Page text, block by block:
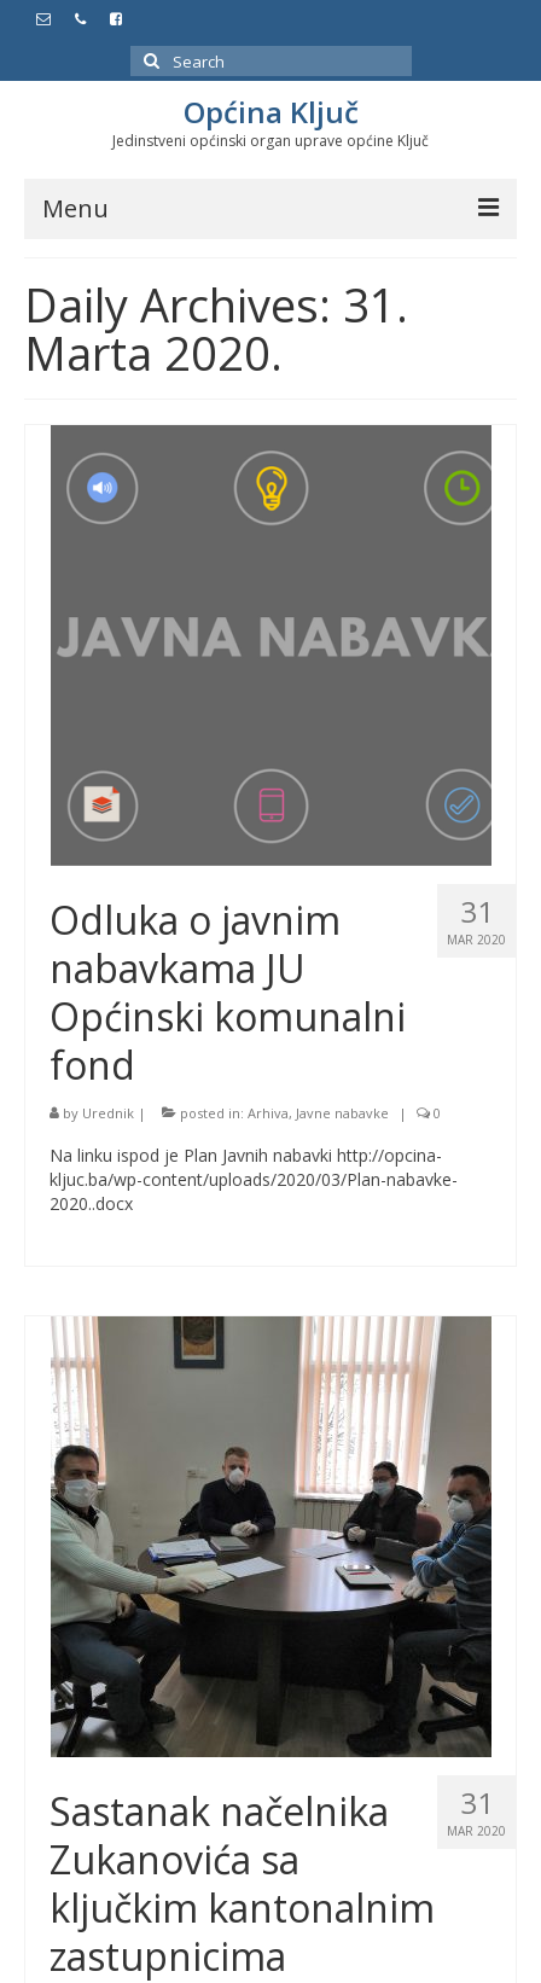
Search
for:
Općina Ključ
Jedinstveni općinski organ uprave općine Ključ
Menu
Službeni glasnici
Javne nabavke
Značajni datumi i manifestacije
Program energetske efikasnosti u stambenom
sektoru
Daily Archives: 31.
Marta 2020.
31
MAR 2020
Odluka o javnim
nabavkama JU
Općinski komunalni
fond
by Urednik | posted in: Arhiva, Javne nabavke | 0
Na linku ispod je Plan Javnih nabavki http://opcina-
kljuc.ba/wp-content/uploads/2020/03/Plan-nabavke-
2020..docx
31
MAR 2020
Sastanak načelnika
Zukanovića sa
ključkim kantonalnim
zastupnicima